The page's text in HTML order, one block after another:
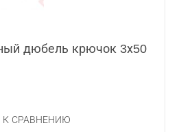
дюбель крючок 3х50
К СРАВНЕНИЮ